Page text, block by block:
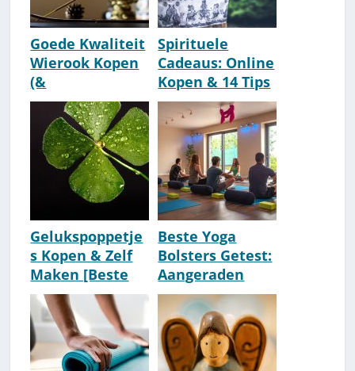
Goede Kwaliteit
Wierook Kopen
(&
Wierookhouder)
? Neem Deze...
Spirituele
Cadeaus: Online
Kopen & 14 Tips
[Aanrader-Lijst]
Gelukspoppetje
s Kopen & Zelf
Maken [Beste
Aanraders]
Beste Yoga
Bolsters Getest:
Aangeraden
Keuze Om Te
Kopen [2026]